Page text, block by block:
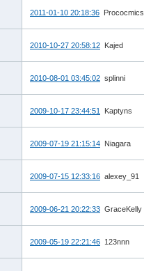
2011-01-10 20:18:36 Prococmics
2010-10-27 20:58:12 Kajed
2010-08-01 03:45:02 splinni
2009-10-17 23:44:51 Kaptyns
2009-07-19 21:15:14 Niagara
2009-07-15 12:33:16 alexey_91
2009-06-21 20:22:33 GraceKelly
2009-05-19 22:21:46 123nnn